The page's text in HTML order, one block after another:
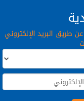
طريق البريد الإلكتروني